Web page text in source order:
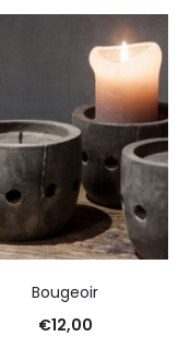
Bougeoir
€12,00